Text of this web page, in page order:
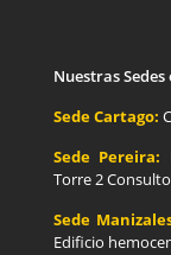
Nuestras Sedes
Sede Cartago:
Sede Pereira:
Torre 2
Sede
Edificio